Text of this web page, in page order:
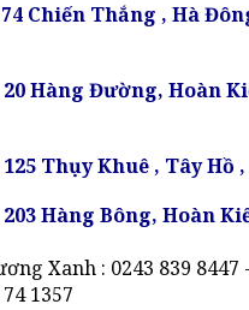
74 Chiến Thắng , Hà
20 Hàng Đường, Hoàn
125 Thụy Khuê , Tây Hồ
203 Hàng Bông, Hoàn
Xanh : 0243 839 8447
1357